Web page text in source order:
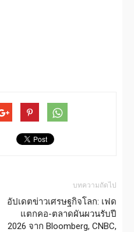
บทความถัดไป
อัปเดตข่าวเศรษฐกิจโลก: เฟด
แตกคอ-ตลาดผันผวนรับปี
2026 จาก Bloomberg, CNBC,